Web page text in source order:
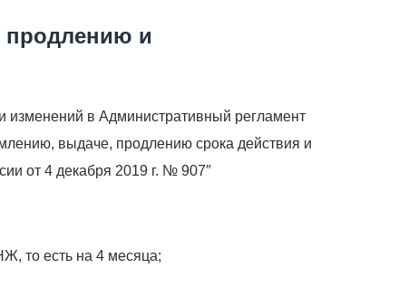
продлению и
изменений в Административный регламент
выдаче, продлению срока действия и
от 4 декабря 2019 г. № 907″
то есть на 4 месяца;